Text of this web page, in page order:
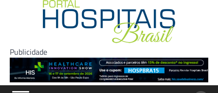
Publicidade